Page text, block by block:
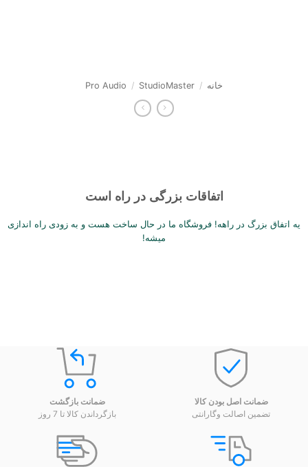
خانه /
Pro Audio / StudioMaster
اتفاقات بزرگی در راه است
یه اتفاق بزرگ در راهه! فروشگاه ما در حال ساخت هست و به زودی راه اندازی
میشه!
ضمانت اصل بودن کالا
تضمین اصالت وگارانتی
ضمانت بازگشت
بازگرداندن کالا تا 7 روز